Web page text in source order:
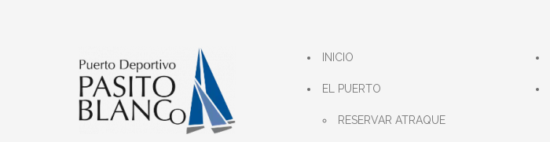
INICIO
EL PUERTO
RESERVAR ATRAQUE